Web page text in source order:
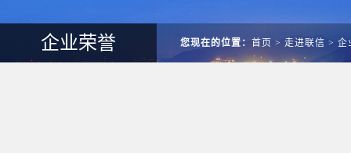
企业荣誉 您现在的位置： 首页 > 走进联信 > 企